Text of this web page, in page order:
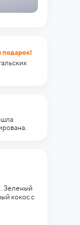
подарок!
Зеленый
кокос с